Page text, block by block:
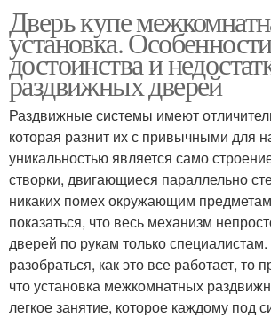
Дверь купе
установка.
достоинства и
раздвижных дверей
Раздвижные системы имеют
которая разнит их с привычными для
уникальностью является само
створки, двигающиеся параллельно
никаких помех окружающим
показаться, что весь механизм
дверей по рукам только
разобраться, как это все работает, то
что установка межкомнатных
легкое занятие, которое каждому под